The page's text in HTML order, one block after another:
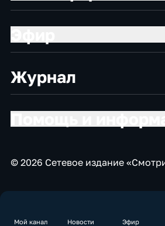
Мой канал Новости Эфир
Журнал
© 2026 Сетевое издание